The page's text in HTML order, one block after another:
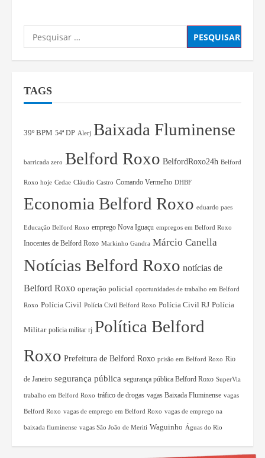
TAGS
39º BPM 54ª DP Alerj Baixada Fluminense
barricada zero Belford Roxo BelfordRoxo24h Belford
Roxo hoje Cedae Cláudio Castro Comando Vermelho DHBF
Economia Belford Roxo eduardo paes
Educação Belford Roxo emprego Nova Iguaçu empregos em Belford Roxo
Inocentes de Belford Roxo Markinho Gandra Márcio Canella
Notícias Belford Roxo notícias de
Belford Roxo operação policial oportunidades de trabalho em Belford
Roxo Polícia Civil Polícia Civil Belford Roxo Polícia Civil RJ Polícia
Militar polícia militar rj Política Belford
Roxo Prefeitura de Belford Roxo prisão em Belford Roxo Rio
de Janeiro segurança pública segurança pública Belford Roxo SuperVia
trabalho em Belford Roxo tráfico de drogas vagas Baixada Fluminense vagas
Belford Roxo vagas de emprego em Belford Roxo vagas de emprego na
baixada fluminense vagas São João de Meriti Waguinho Águas do Rio